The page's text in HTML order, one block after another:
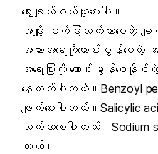
ရွေးချယ်ဝယ်ယူပေးပါ။
အချို့ ဝက်ခြံသက်သာစေတဲ့ မျ
အသားအရေကိုကောင်းမွန်စေတဲ့
အရေပြားကို ကောင်းမွန်စေနို
နေတတ်ပါတယ်။Benzoyl
ဖျက်ပေးပါတယ်။Salicylic
သက်သာစေပါတယ်။Sodium
တယ်။